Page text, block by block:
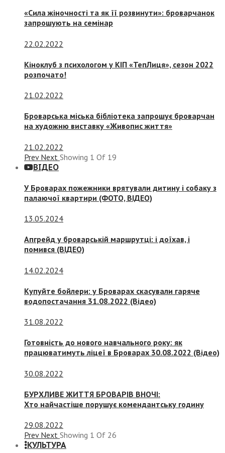
«Сила жіночності та як її розвинути»: броварчанок
запрошують на семінар
22.02.2022
Кіноклуб з психологом у КІП «ТепЛиця», сезон 2022
розпочато!
21.02.2022
Броварська міська бібліотека запрошує броварчан
на художню виставку «Живопис життя»
21.02.2022
Prev Next Showing 1 Of 19
ВІДЕО
У Броварах пожежники врятували дитину і собаку з
палаючої квартири (ФОТО, ВІДЕО)
13.05.2024
Апгрейд у броварській маршрутці: і доїхав, і
помився (ВІДЕО)
14.02.2024
Купуйте бойлери: у Броварах скасували гаряче
водопостачання 31.08.2022 (Відео)
31.08.2022
Готовність до нового навчального року: як
працюватимуть ліцеї в Броварах 30.08.2022 (Відео)
30.08.2022
БУРХЛИВЕ ЖИТТЯ БРОВАРІВ ВНОЧІ:
Хто найчастіше порушує комендантську годину
29.08.2022
Prev Next Showing 1 Of 26
КУЛЬТУРА